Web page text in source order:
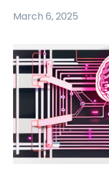
March 6, 2025